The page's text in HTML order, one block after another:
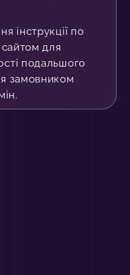
інструкції по
сайтом для
подальшого
замовником